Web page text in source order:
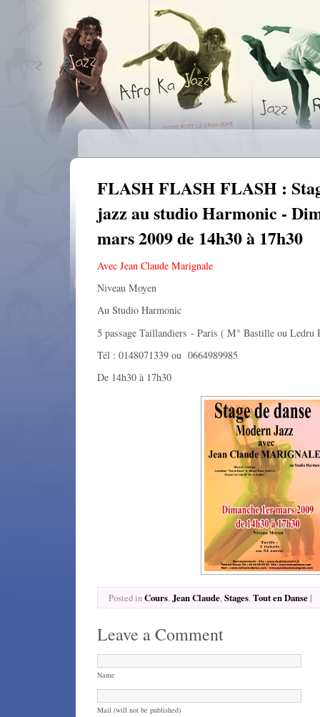
FLASH FLASH FLASH :
jazz au studio Harmonic -
mars 2009 de 14h30 à 17h30
Avec Jean Claude Marignale
Niveau Moyen
Au Studio Harmonic
5 passage Taillandiers - Paris ( M° Bastille ou Ledru
Tél : 0148071339 ou 0664989985
De 14h30 à 17h30
Posted inCours,Jean Claude,Stages,Tout en Danse |
Leave a Comment
Name
Mail (will not be published)